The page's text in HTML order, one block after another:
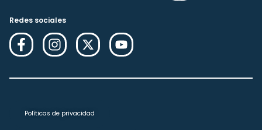
Redes sociales
Políticas de privacidad